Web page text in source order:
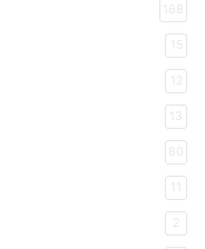
168
15
12
80
2